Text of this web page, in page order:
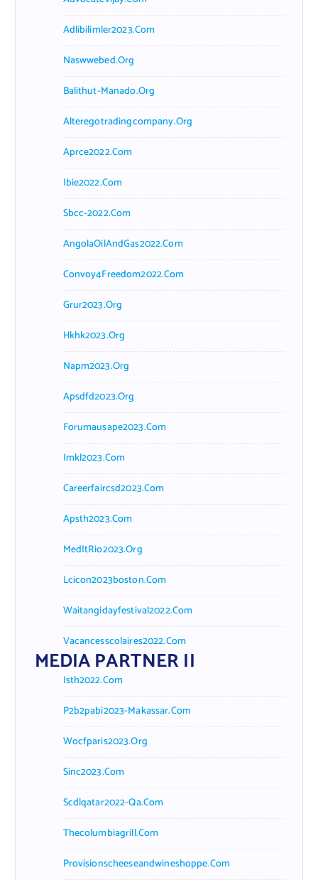
Adlibilimler2023.com
Naswwebed.org
Balithut-Manado.org
Alteregotradingcompany.org
Aprce2022.com
Ibie2022.com
Sbcc-2022.com
AngolaOilAndGas2022.com
Convoy4Freedom2022.com
Grur2023.org
Hkhk2023.org
Napm2023.org
Apsdfd2023.org
Forumausape2023.com
Imkl2023.com
Careerfaircsd2023.com
Apsth2023.com
MedItRio2023.org
Lcicon2023boston.com
Waitangidayfestival2022.com
Vacancesscolaires2022.com
MEDIA PARTNER II
Isth2022.com
P2b2pabi2023-Makassar.com
Wocfparis2023.org
Sinc2023.com
Scdlqatar2022-Qa.com
Thecolumbiagrill.com
Provisionscheeseandwineshoppe.com